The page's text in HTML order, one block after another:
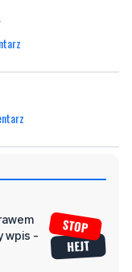
wpis -